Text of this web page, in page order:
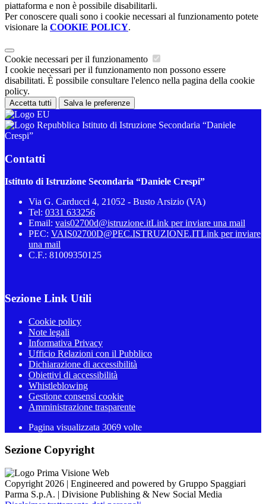
piattaforma e non è possibile disabilitarli.
Per conoscere quali sono i cookie necessari al funzionamento potete
visionare la COOKIE POLICY.
Cookie necessari per il funzionamento
I cookie necessari per il funzionamento non possono essere
disabilitati. È possibile consultare l'elenco nella pagina della cookie
policy.
Accetta tutti Salva le preferenze
Istituto di Istruzione Secondaria “Daniele
Crespi”
Contatti
Istituto di Istruzione Secondaria “Daniele Crespi”
Via G. Carducci 4, 21052 - Busto Arsizio (VA)
Tel: 0331 633256
Email: vais02700d@istruzione.itLink per inviare una mail
PEC: VAIS02700D@PEC.ISTRUZIONE.ITLink per inviare
una mail
C.F.: 81009350125
Sezione Link Utili
Cookie policy
Note legali
Informativa Privacy
Ufficio Relazioni con il Pubblico
Dichiarazione di accessibilità
Obiettivi di accessibilità
Whistleblowing
Gestione consensi cookie
Amministrazione trasparente
Pagina visualizzata 3069 volte
Sezione Copyright
Copyright 2026 | Engineered and powered by Gruppo Spaggiari
Parma S.p.A. | Divisione Publishing & New Social Media